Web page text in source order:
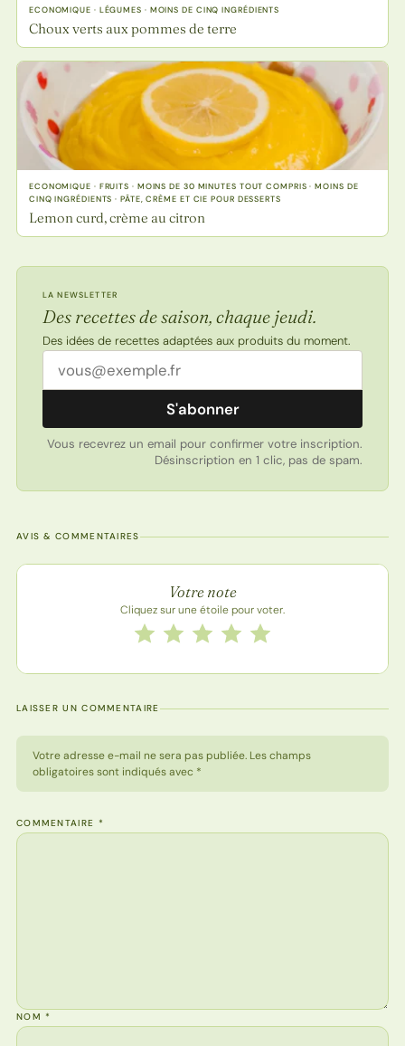
ECONOMIQUE · LÉGUMES · MOINS DE CINQ INGRÉDIENTS
Choux verts aux pommes de terre
ECONOMIQUE · FRUITS · MOINS DE 30 MINUTES TOUT COMPRIS · MOINS DE
CINQ INGRÉDIENTS · PÂTE, CRÈME ET CIE POUR DESSERTS
Lemon curd, crème au citron
LA NEWSLETTER
Des recettes de saison, chaque jeudi.
Des idées de recettes adaptées aux produits du moment.
Adresse email
S'abonner
Vous recevrez un email pour confirmer votre inscription.
Désinscription en 1 clic, pas de spam.
AVIS & COMMENTAIRES
Note de la recette
Votre note
Cliquez sur une étoile pour voter.
Notez cette recette de 1 à 5 étoiles
5 étoiles
4 étoiles
3 étoiles
2 étoiles
1 étoile
LAISSER UN COMMENTAIRE
Votre adresse e-mail ne sera pas publiée. Les champs
obligatoires sont indiqués avec *
COMMENTAIRE *
NOM*